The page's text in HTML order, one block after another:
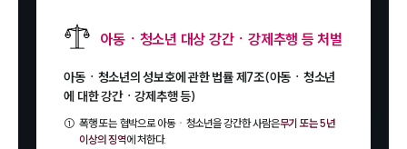
아동ㆍ청소년 대상 강간ㆍ강제추행 등 처벌
아동ㆍ청소년의 성보호에 관한 법률 제7조(아동ㆍ청소년
에 대한 강간ㆍ강제추행 등)
① 폭행 또는 협박으로 아동ㆍ청소년을 강간한 사람은무기 또는 5년
이상의 징역에 처한다.